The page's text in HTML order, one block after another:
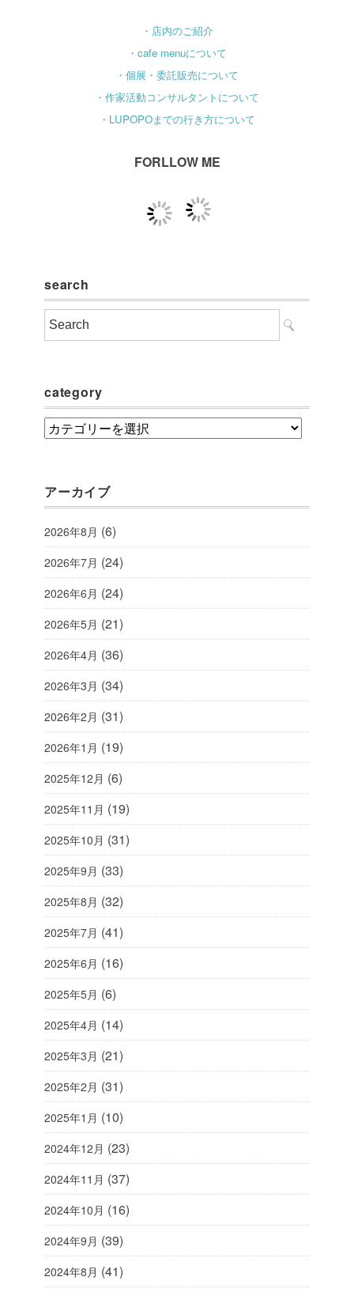
・店内のご紹介
・cafe menuについて
・個展・委託販売について
・作家活動コンサルタントについて
・LUPOPOまでの行き方について
FORLLOW ME
search
category
category
アーカイブ
2026年8月 (6)
2026年7月 (24)
2026年6月 (24)
2026年5月 (21)
2026年4月 (36)
2026年3月 (34)
2026年2月 (31)
2026年1月 (19)
2025年12月 (6)
2025年11月 (19)
2025年10月 (31)
2025年9月 (33)
2025年8月 (32)
2025年7月 (41)
2025年6月 (16)
2025年5月 (6)
2025年4月 (14)
2025年3月 (21)
2025年2月 (31)
2025年1月 (10)
2024年12月 (23)
2024年11月 (37)
2024年10月 (16)
2024年9月 (39)
2024年8月 (41)